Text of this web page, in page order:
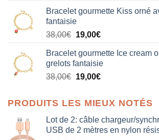
initial
était :
38,00€.
actuel
19,00€.
Bracelet gourmette Kiss orné
fantaisie
38,00€ Le
initial
était :
38,00€.
19,00€Le
actuel
est :
19,00€.
Bracelet gourmette Ice cream
grelots fantaisie
38,00€ Le
était :
38,00€.
19,00€Le
est :
19,00€.
PRODUITS LES MIEUX NOTÉS
Lot de 2: câble chargeur/
USB de 2 mètres en nylon